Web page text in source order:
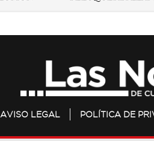
AVISO LEGAL POLÍTICA DE